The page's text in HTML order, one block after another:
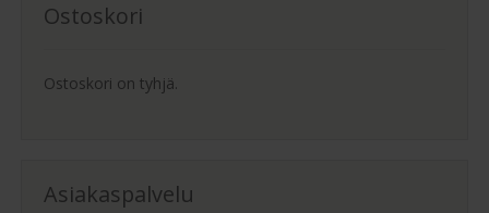
Ostoskori
Ostoskori on tyhjä.
Asiakaspalvelu